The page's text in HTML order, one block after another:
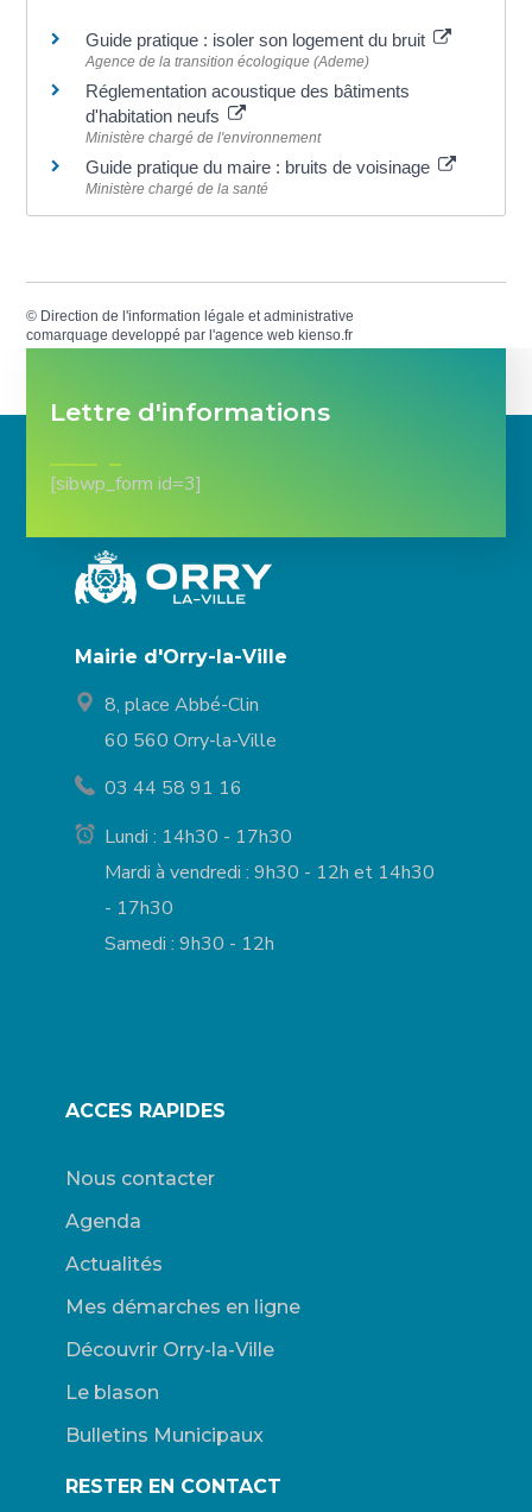
Guide pratique : isoler son logement du bruit
Agence de la transition écologique (Ademe)
Réglementation acoustique des bâtiments
d'habitation neufs
Ministère chargé de l'environnement
Guide pratique du maire : bruits de voisinage
Ministère chargé de la santé
© Direction de l'information légale et administrative
comarquage developpé par l'agence web kienso.fr
Lettre d'informations
[sibwp_form id=3]
Mairie d'Orry-la-Ville
8, place Abbé-Clin
60 560 Orry-la-Ville
03 44 58 91 16
Lundi : 14h30 - 17h30
Mardi à vendredi : 9h30 - 12h et 14h30
- 17h30
Samedi : 9h30 - 12h
ACCES RAPIDES
Nous contacter
Agenda
Actualités
Mes démarches en ligne
Découvrir Orry-la-Ville
Le blason
Bulletins Municipaux
RESTER EN CONTACT